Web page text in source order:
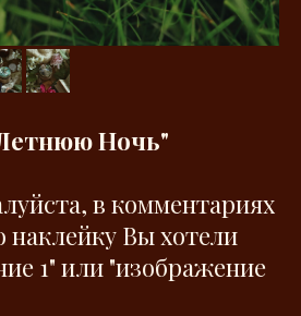
Ночь"
в комментариях
наклейку Вы хотели
1" или "изображение